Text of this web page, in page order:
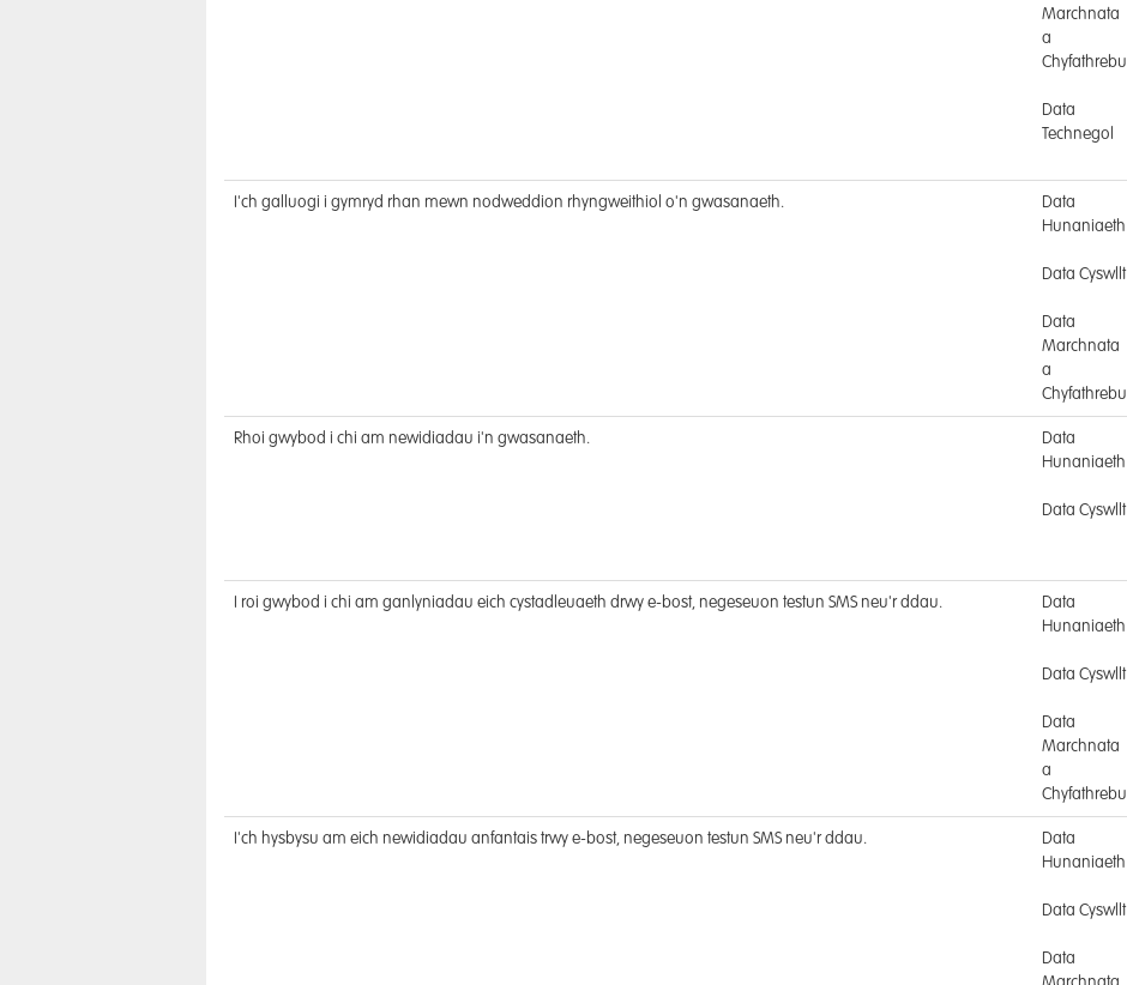
Marchnata
a
Chyfathrebu
Data
Technegol
I'ch galluogi i gymryd rhan mewn nodweddion rhyngweithiol o'n gwasanaeth.
Data
Hunaniaeth
Data Cyswllt
Data
Marchnata
a
Chyfathrebu
Rhoi gwybod i chi am newidiadau i'n gwasanaeth.
Data
Hunaniaeth
Data Cyswllt
I roi gwybod i chi am ganlyniadau eich cystadleuaeth drwy e-bost, negeseuon testun SMS neu'r ddau.
Data
Hunaniaeth
Data Cyswllt
Data
Marchnata
a
Chyfathrebu
I'ch hysbysu am eich newidiadau anfantais trwy e-bost, negeseuon testun SMS neu'r ddau.
Data
Hunaniaeth
Data Cyswllt
Data